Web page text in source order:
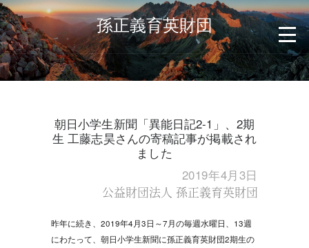
孫正義育英財団
朝日小学生新聞「異能日記2-1」、2期
生 工藤志昊さんの寄稿記事が掲載され
ました
2019年4月3日
公益財団法人 孫正義育英財団
昨年に続き、2019年4月3日～7月の毎週水曜日、13週
にわたって、朝日小学生新聞に孫正義育英財団2期生の